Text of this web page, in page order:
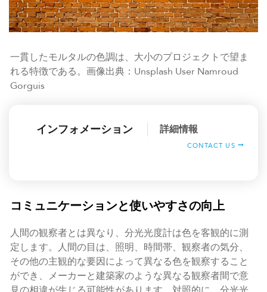
一貫したモルタルの色調は、大小のプロジェクトで望ま
れる特徴である。画像出典：Unsplash User Namroud
Gorguis
インフォメーション 詳細情報
CONTACT US
コミュニケーションと使いやすさの向上
人間の観察者とは異なり、分光光度計は色を客観的に測
定します。人間の目は、照明、時間帯、観察者の気分、
その他の主観的な要因によって異なる色を観察すること
ができ、メーカーと建築家のような異なる観察者間で意